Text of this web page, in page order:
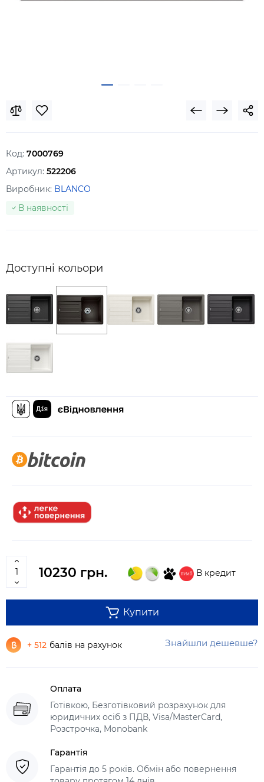
Код: 7000769
Артикул: 522206
Виробник: BLANCO
В наявності
Доступні кольори
10230 грн. В кредит
Купити
+ 512 балів на рахунок Знайшли дешевше?
Оплата
Готівкою, Безготівковий розрахунок для
юридичних осіб з ПДВ, Visa/MasterCard,
Розстрочка, Monobank
Гарантія
Гарантія до 5 років. Обмін або повернення